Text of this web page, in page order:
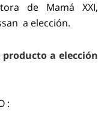
de Mamá XXI,
a elección.
producto a elección
: